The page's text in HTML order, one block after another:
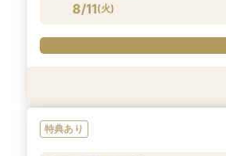
8/11(火)
特典あり